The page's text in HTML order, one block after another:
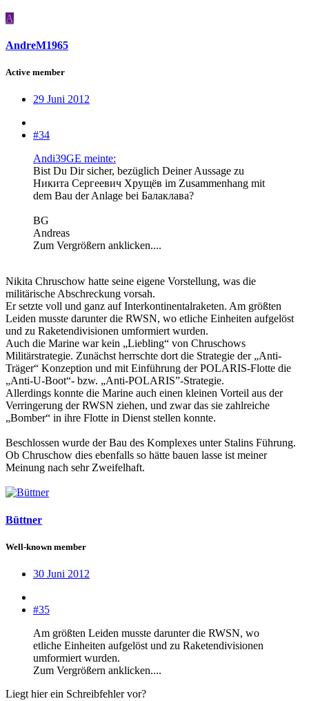
A
AndreM1965
Active member
29 Juni 2012
#34
Andi39GE meinte:
Bist Du Dir sicher, bezüglich Deiner Aussage zu
Никита Сергеевич Хрущёв im Zusammenhang mit
dem Bau der Anlage bei Балаклава?
BG
Andreas
Zum Vergrößern anklicken....
Nikita Chruschow hatte seine eigene Vorstellung, was die
militärische Abschreckung vorsah.
Er setzte voll und ganz auf Interkontinentalraketen. Am größten
Leiden musste darunter die RWSN, wo etliche Einheiten aufgelöst
und zu Raketendivisionen umformiert wurden.
Auch die Marine war kein „Liebling“ von Chruschows
Militärstrategie. Zunächst herrschte dort die Strategie der „Anti-
Träger“ Konzeption und mit Einführung der POLARIS-Flotte die
„Anti-U-Boot“- bzw. „Anti-POLARIS”-Strategie.
Allerdings konnte die Marine auch einen kleinen Vorteil aus der
Verringerung der RWSN ziehen, und zwar das sie zahlreiche
„Bomber“ in ihre Flotte in Dienst stellen konnte.
Beschlossen wurde der Bau des Komplexes unter Stalins Führung.
Ob Chruschow dies ebenfalls so hätte bauen lasse ist meiner
Meinung nach sehr Zweifelhaft.
Büttner
Well-known member
30 Juni 2012
#35
Am größten Leiden musste darunter die RWSN, wo
etliche Einheiten aufgelöst und zu Raketendivisionen
umformiert wurden.
Zum Vergrößern anklicken....
Liegt hier ein Schreibfehler vor?